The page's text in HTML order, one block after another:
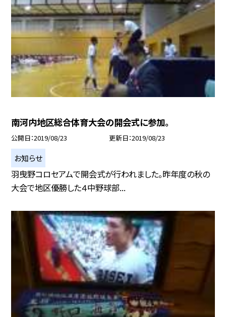
南河内地区総合体育大会の開会式に参加。
公開日 2019/08/23 更新日 2019/08/23
お知らせ
羽曳野コロセアムで開会式が行われました。昨年度の秋の
大会で地区優勝した４中野球部...